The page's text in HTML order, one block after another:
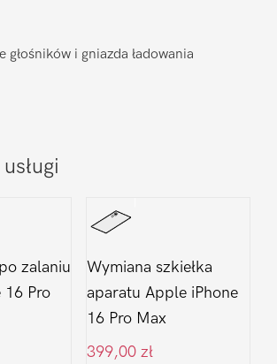
głośników i gniazda ładowania
zalaniu
16 Pro
Wymiana szkiełka
aparatu Apple iPhone
16 Pro Max
399,00 zł